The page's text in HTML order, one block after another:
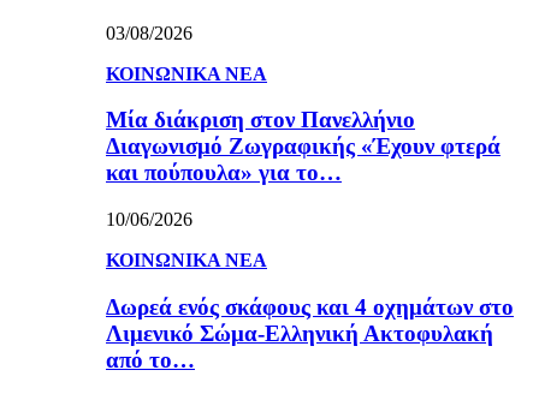
03/08/2026
ΚΟΙΝΩΝΙΚΑ ΝΕΑ
Μία διάκριση στον Πανελλήνιο
Διαγωνισμό Ζωγραφικής «Έχουν φτερά
και πούπουλα» για το…
10/06/2026
ΚΟΙΝΩΝΙΚΑ ΝΕΑ
Δωρεά ενός σκάφους και 4 οχημάτων στο
Λιμενικό Σώμα-Ελληνική Ακτοφυλακή
από το…